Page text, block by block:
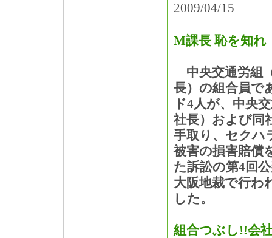
2009/04/15
M課長 恥を知れ
中央交通労組
長）の組合員で
ド4人が、中央
社長）および同
手取り、セクハ
被害の損害賠償
た訴訟の第4回
大阪地裁で行わ
した。
組合つぶし!!会